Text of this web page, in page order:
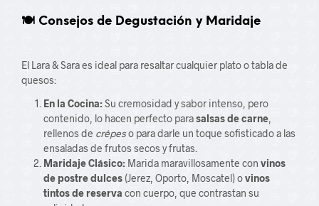
🍽️ Consejos de Degustación y Maridaje
El Lara & Sara es ideal para resaltar cualquier plato o tabla de
quesos:
En la Cocina:Su cremosidad y sabor intenso, pero
contenido, lo hacen perfecto parasalsas de carne,
rellenos de crêpeso para darle un toque sofisticado a las
ensaladas de frutos secos y frutas.
Maridaje Clásico:Marida maravillosamente con vinos
de postre dulces(Jerez, Oporto, Moscatel) ovinos
tintos de reserva con cuerpo, que contrastan su